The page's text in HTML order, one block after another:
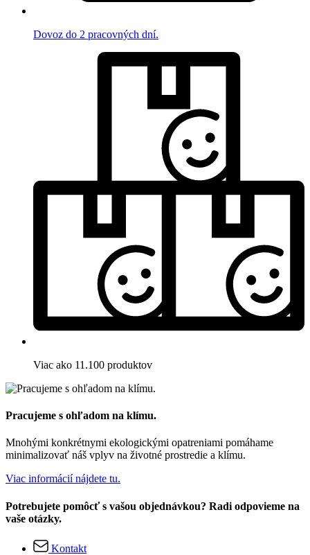
Dovoz do 2 pracovných dní.
Viac ako 11.100 produktov
Pracujeme s ohľadom na klímu.
Mnohými konkrétnymi ekologickými opatreniami pomáhame
minimalizovať náš vplyv na životné prostredie a klímu.
Viac informácií nájdete tu.
Potrebujete pomôcť s vašou objednávkou? Radi odpovieme na
vaše otázky.
Kontakt